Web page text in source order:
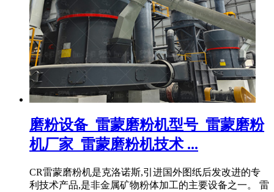
磨粉设备_雷蒙磨粉机型号_雷蒙磨粉
机厂家_雷蒙磨粉机技术 ...
CR雷蒙磨粉机是克洛诺斯,引进国外图纸后发改进的专
利技术产品,是非金属矿物粉体加工的主要设备之一。 雷